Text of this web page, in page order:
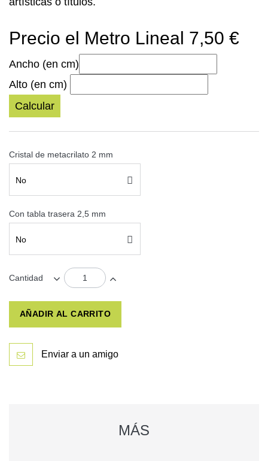
Precio el Metro Lineal 7,50 €
Ancho (en cm)
Alto (en cm)
Calcular
Cristal de metacrilato 2 mm
No
Con tabla trasera 2,5 mm
No
Cantidad
AÑADIR AL CARRITO
Enviar a un amigo
MÁS